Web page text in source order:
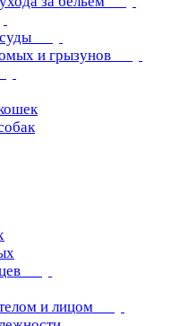
и грызунов
и лицом